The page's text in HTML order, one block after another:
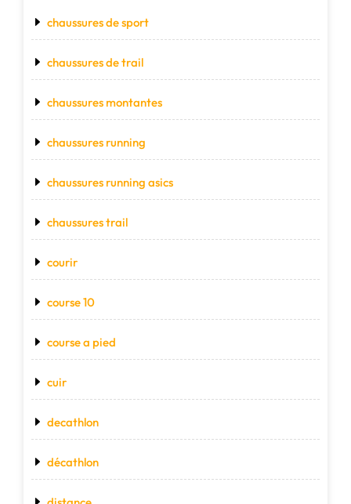
chaussures de sport
chaussures de trail
chaussures montantes
chaussures running
chaussures running asics
chaussures trail
courir
course 10
course a pied
cuir
decathlon
décathlon